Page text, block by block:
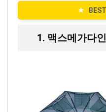
★
1. 맥스메가다